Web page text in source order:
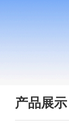
产品展示